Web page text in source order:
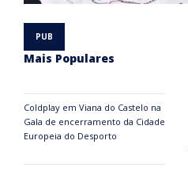
Mais Populares
Coldplay em Viana do Castelo na
Gala de encerramento da Cidade
Europeia do Desporto